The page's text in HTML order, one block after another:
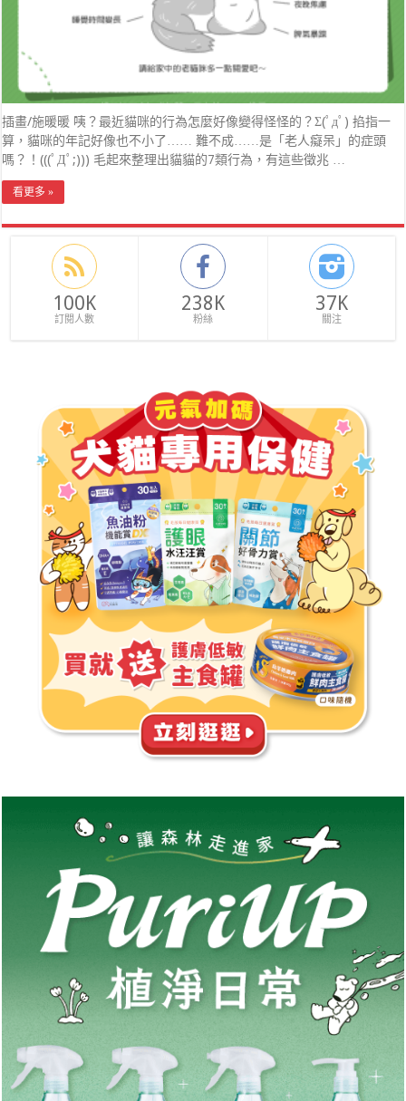
插畫/施暖暖 咦？最近貓咪的行為怎麼好像變得怪怪的？Σ(ﾟдﾟ) 掐指一
算，貓咪的年記好像也不小了…… 難不成……是「老人癡呆」的症頭
嗎？！(((ﾟДﾟ;))) 毛起來整理出貓貓的7類行為，有這些徵兆 …
看更多 »
100K
訂閱人數
238K
粉絲
37K
關注